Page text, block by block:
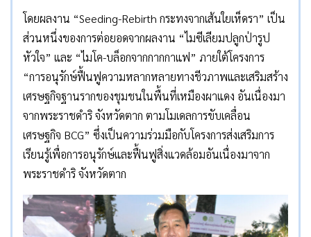
โดยผลงาน “Seeding-Rebirth กระทงจากเส้นใยเห็ดรา” เป็น
ส่วนหนึ่งของการต่อยอดจากผลงาน “ไมซีเลียมปลูกป่ารูป
หัวใจ” และ “ไมโค-บล็อกจากกากกาแฟ” ภายใต้โครงการ
“การอนุรักษ์ฟื้นฟูความหลากหลายทางชีวภาพและเสริมสร้าง
เศรษฐกิจฐานรากของชุมชนในพื้นที่เหมืองผาแดง อันเนื่องมา
จากพระราชดำริ จังหวัดตาก ตามโมเดลการขับเคลื่อน
เศรษฐกิจ BCG” ซึ่งเป็นความร่วมมือกับโครงการส่งเสริมการ
เรียนรู้เพื่อการอนุรักษ์และฟื้นฟูสิ่งแวดล้อมอันเนื่องมาจาก
พระราชดำริ จังหวัดตาก